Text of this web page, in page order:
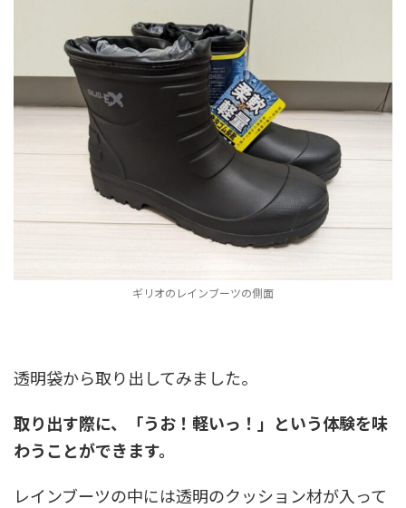
ギリオのレインブーツの側面
透明袋から取り出してみました。
取り出す際に、「うお！軽いっ！」という体験を味
わうことができます。
レインブーツの中には透明のクッション材が入って